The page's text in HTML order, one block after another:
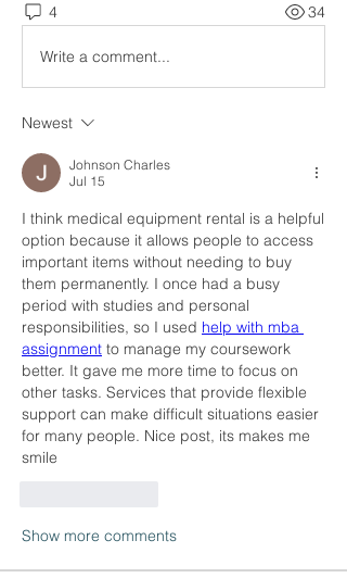
4 34
Write a comment...
Newest
Johnson Charles
Jul 15
I think medical equipment rental is a helpful
option because it allows people to access
important items without needing to buy
them permanently. I once had a busy
period with studies and personal
responsibilities, so I used help with mba
assignment to manage my coursework
better. It gave me more time to focus on
other tasks. Services that provide flexible
support can make difficult situations easier
for many people. Nice post, its makes me
smile
Show more comments